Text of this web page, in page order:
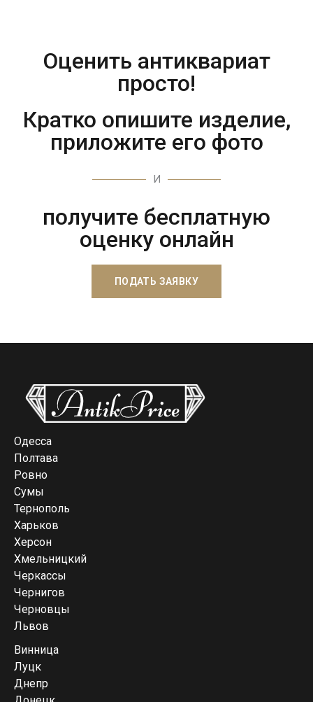
Оценить антиквариат
просто!
Кратко опишите изделие,
приложите его фото
И
получите бесплатную
оценку онлайн
ПОДАТЬ ЗАЯВКУ
Одесса
Полтава
Ровно
Сумы
Тернополь
Харьков
Херсон
Хмельницкий
Черкассы
Чернигов
Черновцы
Львов
Винница
Луцк
Днепр